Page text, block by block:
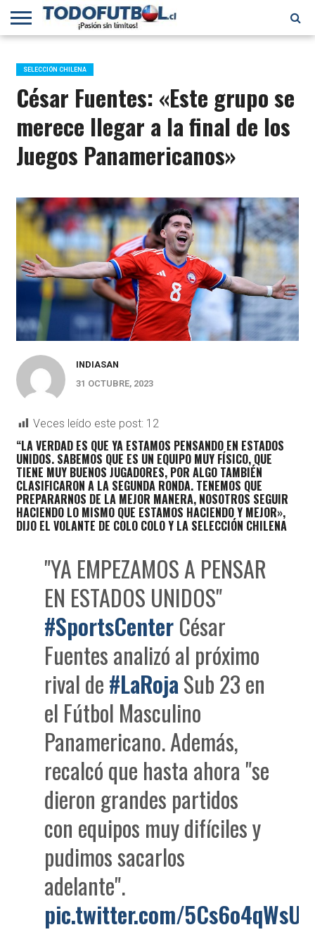
PRIMERA
B
SELECCIÓN
CHILENA
CHILENOS
EN EL
MUNDO
FÚTBOL
INTERNACIONAL
SELECCIÓN CHILENA
César Fuentes: «Este grupo se
merece llegar a la final de los
Juegos Panamericanos»
INDIASAN
31 OCTUBRE, 2023
Veces leído este post: 12
“LA VERDAD ES QUE YA ESTAMOS PENSANDO EN ESTADOS
UNIDOS. SABEMOS QUE ES UN EQUIPO MUY FÍSICO, QUE
TIENE MUY BUENOS JUGADORES, POR ALGO TAMBIÉN
CLASIFICARON A LA SEGUNDA RONDA. TENEMOS QUE
PREPARARNOS DE LA MEJOR MANERA, NOSOTROS SEGUIR
HACIENDO LO MISMO QUE ESTAMOS HACIENDO Y MEJOR»,
DIJO EL VOLANTE DE COLO COLO Y LA SELECCIÓN CHILENA
"YA EMPEZAMOS A PENSAR
EN ESTADOS UNIDOS"
#SportsCenterCésar
Fuentes analizó al próximo
rival de#LaRojaSub 23 en
el Fútbol Masculino
Panamericano. Además,
recalcó que hasta ahora "se
dieron grandes partidos
con equipos muy difíciles y
pudimos sacarlos
adelante".
pic.twitter.com/5Cs6o4qWsU